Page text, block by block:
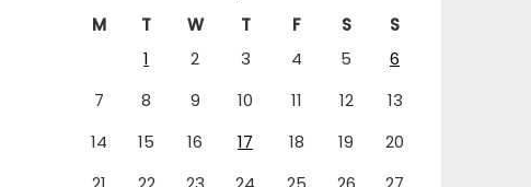
M T W T F S
S
1
2 3 4 5
6
7
8 9 10 11 12
13
14
15 16 17 18 19
20